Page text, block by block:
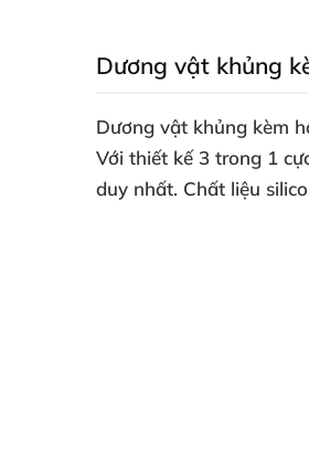
Dương vật khủng
Dương vật khủng kèm
Với thiết kế 3 trong 1
duy nhất. Chất liệu